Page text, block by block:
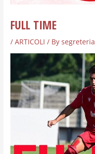
FULL TIME
/ARTICOLI / Bysegreteria